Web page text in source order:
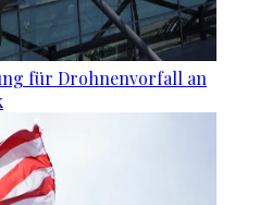
für Drohnenvorfall an